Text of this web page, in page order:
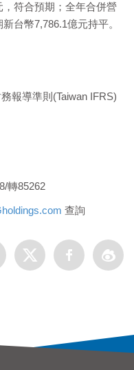
符合預期；全年合併營
台幣7,786.1億元持平。
報導準則(Taiwan IFRS)
轉85262
查詢